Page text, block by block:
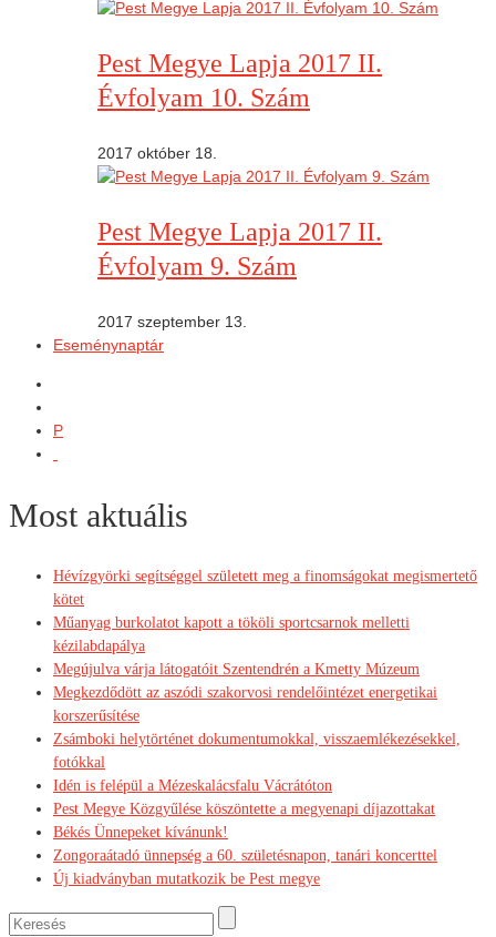
Pest Megye Lapja 2017 II.
Évfolyam 10. Szám
2017 október 18.
Pest Megye Lapja 2017 II.
Évfolyam 9. Szám
2017 szeptember 13.
Eseménynaptár
P
Most aktuális
Hévízgyörki segítséggel született meg a finomságokat megismertető
kötet
Műanyag burkolatot kapott a tököli sportcsarnok melletti
kézilabdapálya
Megújulva várja látogatóit Szentendrén a Kmetty Múzeum
Megkezdődött az aszódi szakorvosi rendelőintézet energetikai
korszerűsítése
Zsámboki helytörténet dokumentumokkal, visszaemlékezésekkel,
fotókkal
Idén is felépül a Mézeskalácsfalu Vácrátóton
Pest Megye Közgyűlése köszöntette a megyenapi díjazottakat
Békés Ünnepeket kívánunk!
Zongoraátadó ünnepség a 60. születésnapon, tanári koncerttel
Új kiadványban mutatkozik be Pest megye